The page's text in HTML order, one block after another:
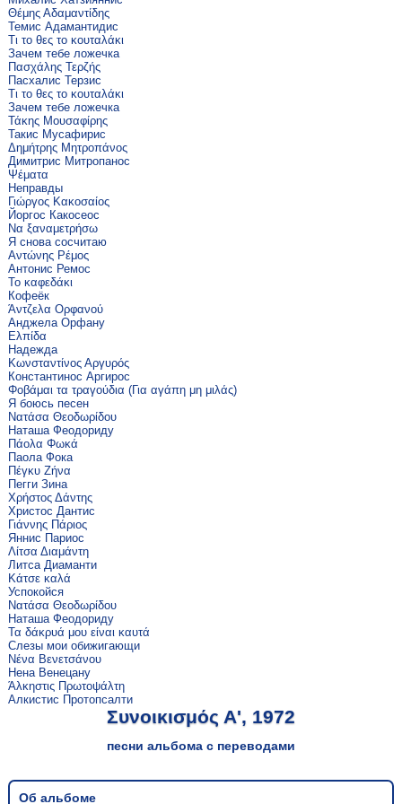
Θέμης Αδαμαντίδης
Темис Адамантидис
Τι το θες το κουταλάκι
Зачем тебе ложечка
Πασχάλης Τερζής
Пасхалис Терзис
Τι το θες το κουταλάκι
Зачем тебе ложечка
Τάκης Μουσαφίρης
Такис Мусафирис
Δημήτρης Μητροπάνος
Димитрис Митропанос
Ψέματα
Неправды
Γιώργος Κακοσαίος
Йоргос Какосеос
Να ξαναμετρήσω
Я снова сосчитаю
Αντώνης Ρέμος
Антонис Ремос
Το καφεδάκι
Кофеёк
Άντζελα Ορφανού
Анджела Орфану
Ελπίδα
Надежда
Κωνσταντίνος Αργυρός
Константинос Аргирос
Φοβάμαι τα τραγούδια (Για αγάπη μη μιλάς)
Я боюсь песен
Νατάσα Θεοδωρίδου
Наташа Феодориду
Πάολα Φωκά
Паола Фока
Πέγκυ Ζήνα
Пегги Зина
Χρήστος Δάντης
Христос Дантис
Γιάννης Πάριος
Яннис Париос
Λίτσα Διαμάντη
Литса Диаманти
Κάτσε καλά
Успокойся
Νατάσα Θεοδωρίδου
Наташа Феодориду
Τα δάκρυά μου είναι καυτά
Слезы мои обижигающи
Νένα Βενετσάνου
Нена Венецану
Άλκηστις Πρωτοψάλτη
Алкистис Протопсалти
Συνοικισμός Α', 1972
песни альбома с переводами
Об альбоме